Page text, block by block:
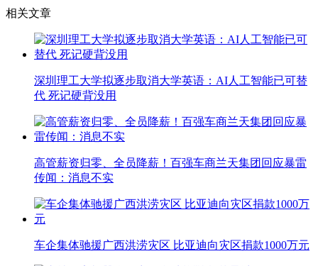
相关文章
深圳理工大学拟逐步取消大学英语：AI人工智能已可替
代 死记硬背没用
高管薪资归零、全员降薪！百强车商兰天集团回应暴雷
传闻：消息不实
车企集体驰援广西洪涝灾区 比亚迪向灾区捐款1000万元